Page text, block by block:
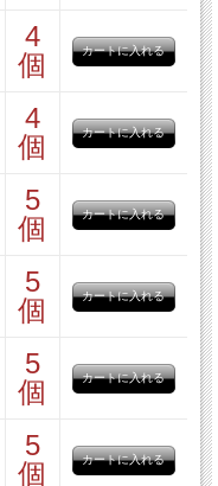
1本
4
個
4
個
5
個
5
個
5
個
5
個